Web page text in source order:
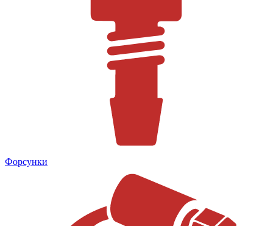
Форсунки